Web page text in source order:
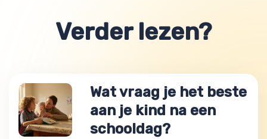
Verder lezen?
Wat vraag je het beste
aan je kind na een
schooldag?